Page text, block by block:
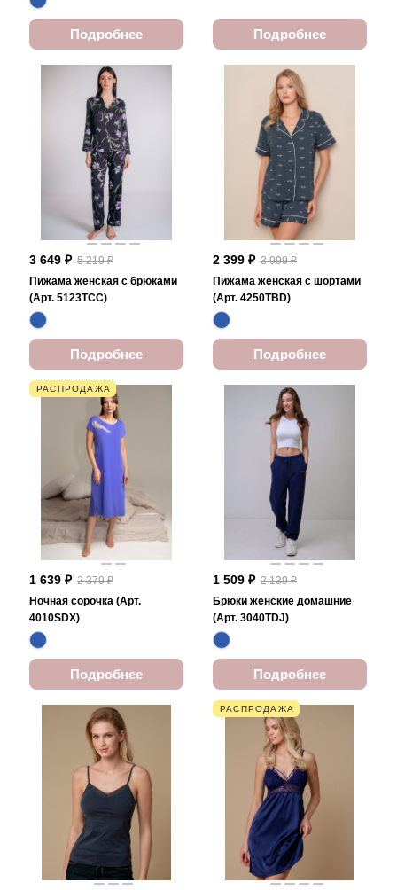
Подробнее Подробнее
3 649 ₽ 5 219 ₽
Пижама женская с брюками
(Арт. 5123TCC)
Подробнее
2 399 ₽ 3 999 ₽
Пижама женская с шортами
(Арт. 4250TBD)
Подробнее
РАСПРОДАЖА
1 639 ₽ 2 379 ₽
Ночная сорочка (Арт.
4010SDX)
Подробнее
1 509 ₽ 2 139 ₽
Брюки женские домашние
(Арт. 3040TDJ)
Подробнее
РАСПРОДАЖА